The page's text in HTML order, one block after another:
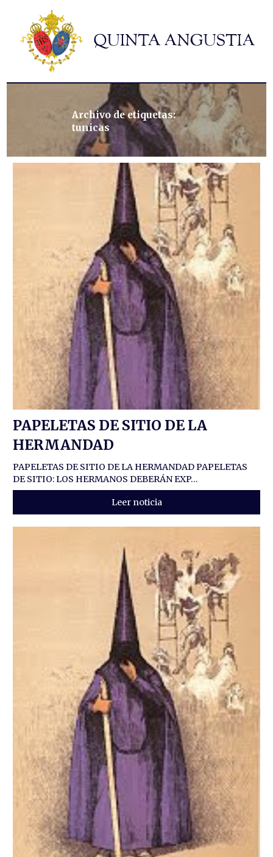
Hermandad
Titulares
Historia y patrimonio
Noticias
Archivo de etiquetas:
tunicas
PAPELETAS DE SITIO DE LA
HERMANDAD
PAPELETAS DE SITIO DE LA HERMANDAD PAPELETAS
DE SITIO: LOS HERMANOS DEBERÁN EXP...
Leer noticia